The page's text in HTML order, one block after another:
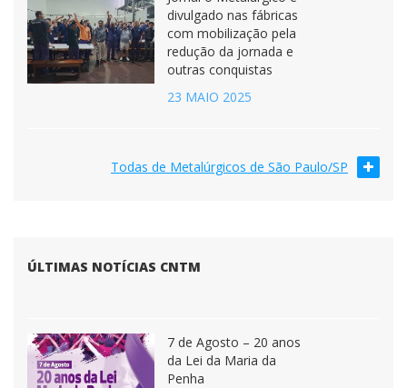
divulgado nas fábricas
com mobilização pela
redução da jornada e
outras conquistas
23 MAIO 2025
Todas de Metalúrgicos de São Paulo/SP
ÚLTIMAS NOTÍCIAS CNTM
7 de Agosto – 20 anos
da Lei da Maria da
Penha